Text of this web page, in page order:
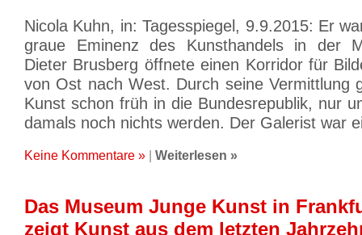
Nicola Kuhn, in: Tagesspiegel, 9.9.2015: Er
graue Eminenz des Kunsthandels in der
Dieter Brusberg öffnete einen Korridor für
von Ost nach West. Durch seine Vermittlung
Kunst schon früh in die Bundesrepublik, nur
damals noch nichts werden. Der Galerist war
Keine Kommentare » Weiterlesen »
Das Museum Junge Kunst in
zeigt Kunst aus dem letzten